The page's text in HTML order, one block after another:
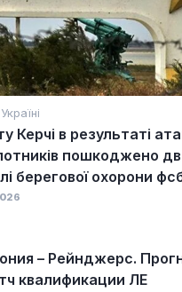
Керчі в результаті
пошкоджено
берегової охорони
– Рейнджерс.
квалификации ЛЕ